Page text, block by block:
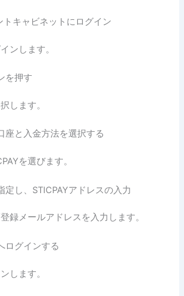
トキャビネットにログイン
ンします。
を押す
します。
座と入金方法を選択する
を選びます。
定し、STICPAYアドレスの入力
録メールアドレスを入力します。
ログインする
します。